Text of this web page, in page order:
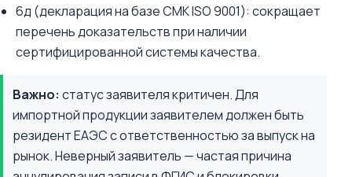
6д (декларация на базе СМК ISO 9001): сокращает
перечень доказательств при наличии
сертифицированной системы качества.
Важно: статус заявителя критичен. Для
импортной продукции заявителем должен быть
резидент ЕАЭС с ответственностью за выпуск на
рынок. Неверный заявитель — частая причина